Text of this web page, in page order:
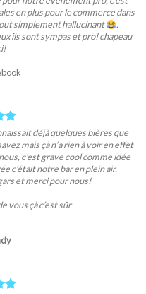
en plus pour le commerce dans
simplement hallucinant
.
ils sont sympas et pro! chapeau
déjà quelques bières que
mais çà n’a rien à voir en effet
c’est grave cool comme idée
c’était notre bar en plein air.
et merci pour nous!
vous çà c’est sûr